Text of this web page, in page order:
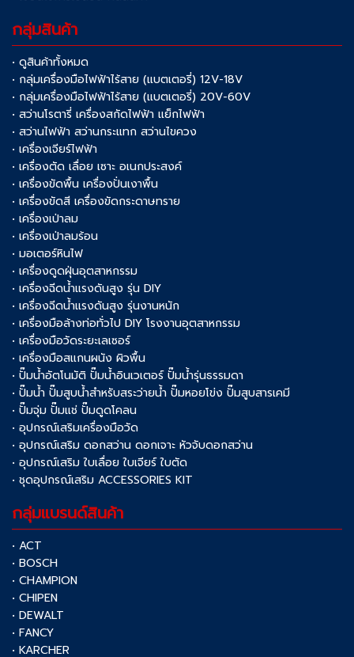
กลุ่มสินค้า
• ดูสินค้าทั้งหมด
• กลุ่มเครื่องมือไฟฟ้าไร้สาย (แบตเตอรี่) 12V-18V
• กลุ่มเครื่องมือไฟฟ้าไร้สาย (แบตเตอรี่) 20V-60V
• สว่านโรตารี่ เครื่องสกัดไฟฟ้า แย็กไฟฟ้า
• สว่านไฟฟ้า สว่านกระแทก สว่านไขควง
• เครื่องเจียร์ไฟฟ้า
• เครื่องตัด เลื่อย เซาะ อเนกประสงค์
• เครื่องขัดพื้น เครื่องปั่นเงาพื้น
• เครื่องขัดสี เครื่องขัดกระดาษทราย
• เครื่องเป่าลม
• เครื่องเป่าลมร้อน
• มอเตอร์หินไฟ
• เครื่องดูดฝุ่นอุตสาหกรรม
• เครื่องฉีดน้ำแรงดันสูง รุ่น DIY
• เครื่องฉีดน้ำแรงดันสูง รุ่นงานหนัก
• เครื่องมือล้างท่อทั่วไป DIY โรงงานอุตสาหกรรม
• เครื่องมือวัดระยะเลเซอร์
• เครื่องมือสแกนผนัง ผิวพื้น
• ปั๊มน้ำอัตโนมัติ ปั๊มน้ำอินเวเตอร์ ปั๊มน้ำรุ่นธรรมดา
• ปั๊มน้ำ ปั๊มสูบน้ำสำหรับสระว่ายน้ำ ปั๊มหอยโข่ง ปั๊มสูบสารเคมี
• ปั๊มจุ่ม ปั๊มแช่ ปั๊มดูดโคลน
• อุปกรณ์เสริมเครื่องมือวัด
• อุปกรณ์เสริม ดอกสว่าน ดอกเจาะ หัวจับดอกสว่าน
• อุปกรณ์เสริม ใบเลื่อย ใบเจียร์ ใบตัด
• ชุดอุปกรณ์เสริม ACCESSORIES KIT
กลุ่มแบรนด์สินค้า
• ACT
• BOSCH
• CHAMPION
• CHIPEN
• DEWALT
• FANCY
• KARCHER